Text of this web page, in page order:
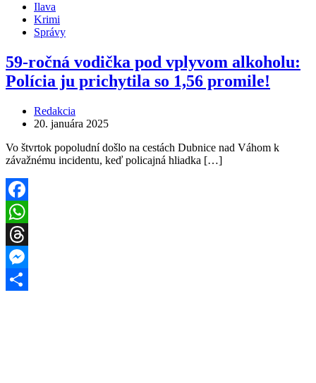
Ilava
Krimi
Správy
59-ročná vodička pod vplyvom alkoholu:
Polícia ju prichytila so 1,56 promile!
Redakcia
20. januára 2025
Vo štvrtok popoludní došlo na cestách Dubnice nad Váhom k
závažnému incidentu, keď policajná hliadka […]
Facebook
WhatsApp
Threads
Messenger